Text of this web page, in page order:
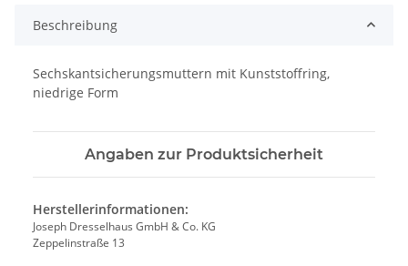
Beschreibung
Sechskantsicherungsmuttern mit Kunststoffring,
niedrige Form
Angaben zur Produktsicherheit
Herstellerinformationen:
Joseph Dresselhaus GmbH & Co. KG
Zeppelinstraße 13